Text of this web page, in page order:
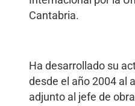
Cantabria.
Ha desarrollado su
desde el año 2004 al
adjunto al jefe de